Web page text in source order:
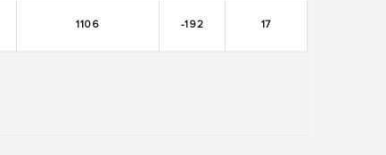
1106 -192 17